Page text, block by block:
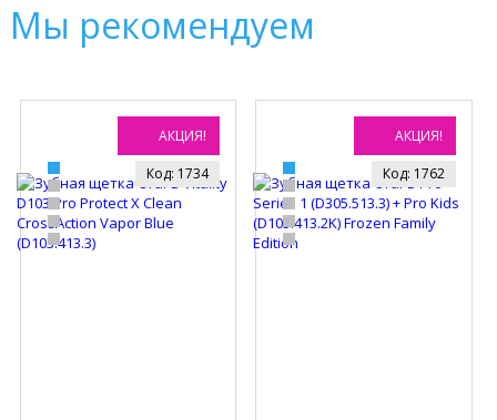
Мы рекомендуем
АКЦИЯ!
Код: 1734
АКЦИЯ!
Код: 1762